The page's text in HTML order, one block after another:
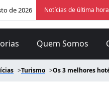
de 2026 Notícias de última hora
Quem Somos
Turismo Os 3 melhores